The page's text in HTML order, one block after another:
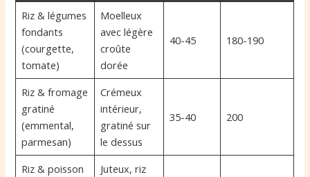
Riz & légumes
fondants
(courgette,
tomate)
Moelleux
avec légère
croûte
dorée
40-45 180-190
Riz & fromage
gratiné
(emmental,
parmesan)
Crémeux
intérieur,
gratiné sur
le dessus
35-40 200
Riz & poisson
Juteux, riz